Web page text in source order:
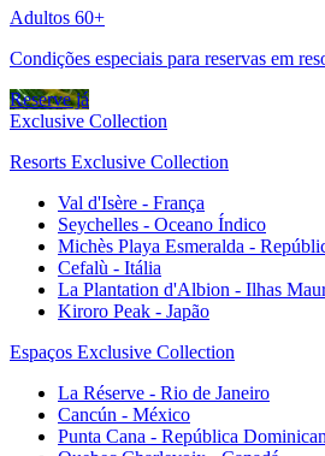
Adultos 60+
Condições especiais para reservas em
Reserve já
Exclusive Collection
Resorts Exclusive Collection
Val d'Isère - França
Seychelles - Oceano Índico
Michès Playa Esmeralda -
Cefalù - Itália
La Plantation d'Albion - Ilhas
Kiroro Peak - Japão
Espaços Exclusive Collection
La Réserve - Rio de Janeiro
Cancún - México
Punta Cana - República